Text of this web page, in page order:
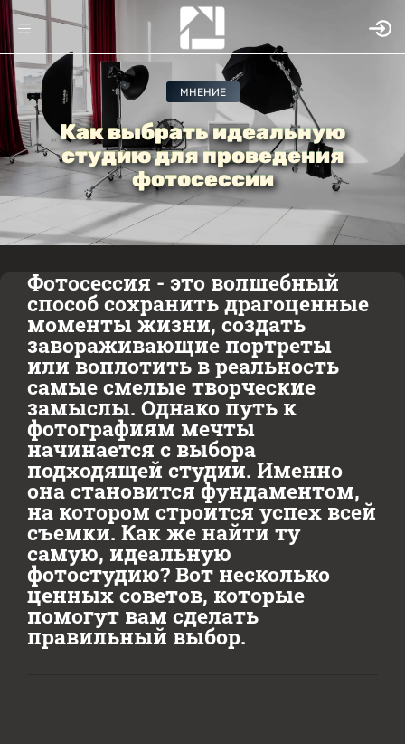
МНЕНИЕ
Как выбрать идеальную
студию для проведения
фотосессии
Фотосессия - это волшебный
способ сохранить драгоценные
моменты жизни, создать
завораживающие портреты
или воплотить в реальность
самые смелые творческие
замыслы. Однако путь к
фотографиям мечты
начинается с выбора
подходящей студии. Именно
она становится фундаментом,
на котором строится успех всей
съемки. Как же найти ту
самую, идеальную
фотостудию? Вот несколько
ценных советов, которые
помогут вам сделать
правильный выбор.